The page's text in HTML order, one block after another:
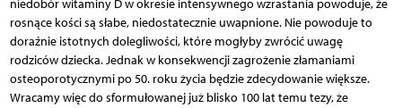
niedobór witaminy D w okresie intensywnego wzrastania powoduje, że
rosnące kości są słabe, niedostatecznie uwapnione. Nie powoduje to
doraźnie istotnych dolegliwości, które mogłyby zwrócić uwagę
rodziców dziecka. Jednak w konsekwencji zagrożenie złamaniami
osteoporotycznymi po 50. roku życia będzie zdecydowanie większe.
Wracamy więc do sformułowanej już blisko 100 lat temu tezy, że